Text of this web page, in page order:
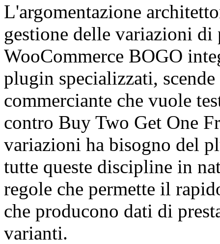
L'argomentazione
gestione delle variazioni
WooCommerce BOGO
plugin specializzati,
commerciante che vuole
contro Buy Two Get One
variazioni ha bisogno del
tutte queste discipline in
regole che permette il
che producono dati di
varianti.